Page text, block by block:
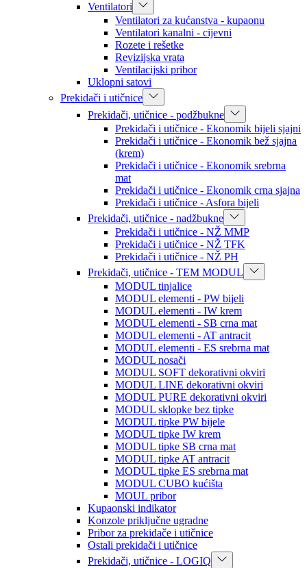
Ventilatori
Ventilatori za kućanstva - kupaonu
Ventilatori kanalni - cijevni
Rozete i rešetke
Revizijska vrata
Ventilacijski pribor
Uklopni satovi
Prekidači i utičnice
Prekidači, utičnice - podžbukne
Prekidači i utičnice - Ekonomik bijeli sjajni
Prekidači i utičnice - Ekonomik bež sjajna
(krem)
Prekidači i utičnice - Ekonomik srebrna
mat
Prekidači i utičnice - Ekonomik crna sjajna
Prekidači i utičnice - Asfora bijeli
Prekidači, utičnice - nadžbukne
Prekidači i utičnice - NŽ MMP
Prekidači i utičnice - NŽ TFK
Prekidači i utičnice - NŽ PH
Prekidači, utičnice - TEM MODUL
MODUL tinjalice
MODUL elementi - PW bijeli
MODUL elementi - IW krem
MODUL elementi - SB crna mat
MODUL elementi - AT antracit
MODUL elementi - ES srebrna mat
MODUL nosači
MODUL SOFT dekorativni okviri
MODUL LINE dekorativni okviri
MODUL PURE dekorativni okviri
MODUL sklopke bez tipke
MODUL tipke PW bijele
MODUL tipke IW krem
MODUL tipke SB crna mat
MODUL tipke AT antracit
MODUL tipke ES srebrna mat
MODUL CUBO kućišta
MOUL pribor
Kupaonski indikator
Konzole priključne ugradne
Pribor za prekidače i utičnice
Ostali prekidači i utičnice
Prekidači, utičnice - LOGIQ